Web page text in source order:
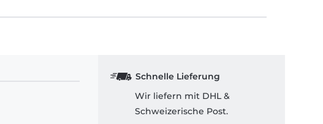
Schnelle Lieferung
Wir liefern mit DHL &
Schweizerische Post.